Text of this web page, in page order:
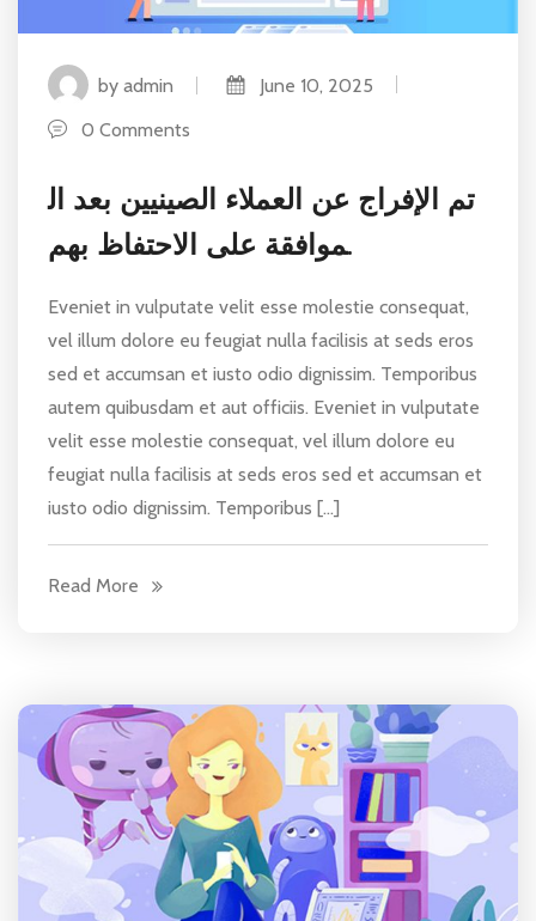
by admin
June 10, 2025
0 Comments
تم الإفراج عن العملاء الصينيين بعد ال
موافقة على الاحتفاظ بهم.
Eveniet in vulputate velit esse molestie consequat,
vel illum dolore eu feugiat nulla facilisis at seds eros
sed et accumsan et iusto odio dignissim. Temporibus
autem quibusdam et aut officiis. Eveniet in vulputate
velit esse molestie consequat, vel illum dolore eu
feugiat nulla facilisis at seds eros sed et accumsan et
iusto odio dignissim. Temporibus […]
Read More